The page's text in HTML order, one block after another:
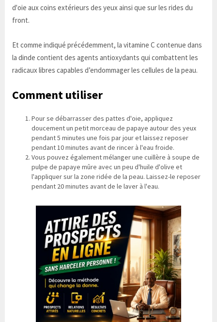
d'oie aux coins extérieurs des yeux ainsi que sur les rides du
front.
Et comme indiqué précédemment, la vitamine C contenue dans
la dinde contient des agents antioxydants qui combattent les
radicaux libres capables d’endommager les cellules de la peau.
Comment utiliser
Pour se débarrasser des pattes d'oie, appliquez
doucement un petit morceau de papaye autour des yeux
pendant 5 minutes une fois par jour et laissez reposer
pendant 10 minutes avant de rincer à l'eau froide.
Vous pouvez également mélanger une cuillère à soupe de
pulpe de papaye mûre avec un peu d'huile d'olive et
l'appliquer sur la zone ridée de la peau. Laissez-le reposer
pendant 20 minutes avant de le laver à l'eau.